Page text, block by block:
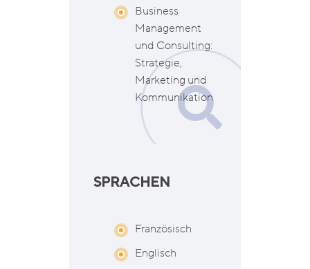
Business
Management
und Consulting:
Strategie,
Marketing und
Kommunikation
SPRACHEN
Französisch
Englisch